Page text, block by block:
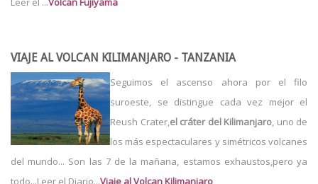
VIAJE AL VOLCAN KILIMANJARO - TANZANIA
Seguimos el ascenso ahora por el filo
suroeste, se distingue cada vez mejor el
Reush Crater,el cráter del Kilimanjaro, uno de
los más espectaculares y simétricos volcanes
del mundo... Son las 7 de la mañana, estamos exhaustos,pero ya